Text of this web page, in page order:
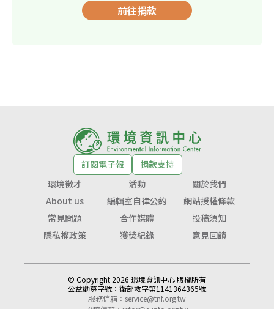
前往捐款
訂閱電子報
捐款支持
環境徵才
活動
關於我們
About us
編輯室自律公約
網站授權條款
常見問題
合作媒體
投稿須知
隱私權政策
獲獎紀錄 意見回饋
© Copyright 2026 環境資訊中心 版權所有
公益勸募字號： 衛部救字第1141364365號
服務信箱： service@tnf.org.tw